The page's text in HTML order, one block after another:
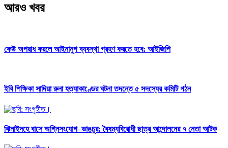
আরও খবর
কেউ অপরাধ করলে আইনানুগ ব্যবস্থা গ্রহণ করতে হবে: আইজিপি
ইবি শিক্ষিকা সাদিয়া রুনা হত্যাকাণ্ডের ঘটনা তদন্তে ৫ সদস্যের কমিটি গঠন
ঝিনাইদহে বাসে অগ্নিসংযোগ–ভাঙচুর: বৈষম্যবিরোধী ছাত্র আন্দোলনের ৭ নেতা আটক